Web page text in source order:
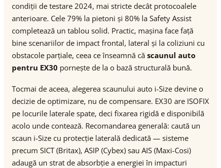
condiții de testare 2024, mai stricte decât protocoalele
anterioare. Cele 79% la pietoni și 80% la Safety Assist
completează un tablou solid. Practic, mașina face față
bine scenariilor de impact frontal, lateral și la coliziuni cu
obstacole parțiale, ceea ce înseamnă că scaunul auto
pentru EX30 pornește de la o bază structurală bună.
Tocmai de aceea, alegerea scaunului auto i-Size devine o
decizie de optimizare, nu de compensare. EX30 are ISOFIX
pe locurile laterale spate, deci fixarea rigidă e disponibilă
acolo unde contează. Recomandarea generală: caută un
scaun i-Size cu protecție laterală dedicată — sisteme
precum SICT (Britax), ASIP (Cybex) sau AIS (Maxi-Cosi)
adaugă un strat de absorbție a energiei în impacturi